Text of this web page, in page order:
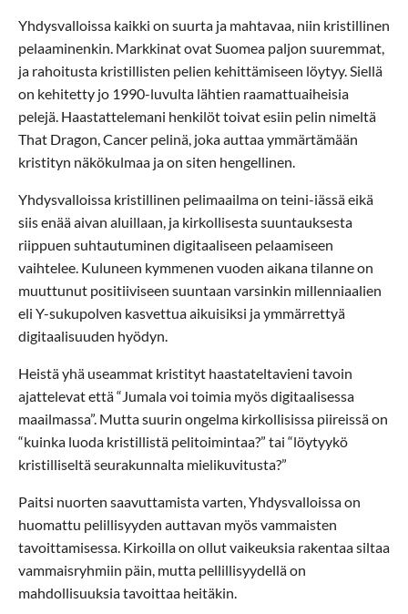
Yhdysvalloissa kaikki on suurta ja mahtavaa, niin kristillinen
pelaaminenkin. Markkinat ovat Suomea paljon suuremmat,
ja rahoitusta kristillisten pelien kehittämiseen löytyy. Siellä
on kehitetty jo 1990-luvulta lähtien raamattuaiheisia
pelejä. Haastattelemani henkilöt toivat esiin pelin nimeltä
That Dragon, Cancer pelinä, joka auttaa ymmärtämään
kristityn näkökulmaa ja on siten hengellinen.
Yhdysvalloissa kristillinen pelimaailma on teini-iässä eikä
siis enää aivan aluillaan, ja kirkollisesta suuntauksesta
riippuen suhtautuminen digitaaliseen pelaamiseen
vaihtelee. Kuluneen kymmenen vuoden aikana tilanne on
muuttunut positiiviseen suuntaan varsinkin millenniaalien
eli Y-sukupolven kasvettua aikuisiksi ja ymmärrettyä
digitaalisuuden hyödyn.
Heistä yhä useammat kristityt haastateltavieni tavoin
ajattelevat että “Jumala voi toimia myös digitaalisessa
maailmassa”. Mutta suurin ongelma kirkollisissa piireissä on
“kuinka luoda kristillistä pelitoimintaa?” tai “löytyykö
kristilliseltä seurakunnalta mielikuvitusta?”
Paitsi nuorten saavuttamista varten, Yhdysvalloissa on
huomattu pelillisyyden auttavan myös vammaisten
tavoittamisessa. Kirkoilla on ollut vaikeuksia rakentaa siltaa
vammaisryhmiin päin, mutta pellillisyydellä on
mahdollisuuksia tavoittaa heitäkin.